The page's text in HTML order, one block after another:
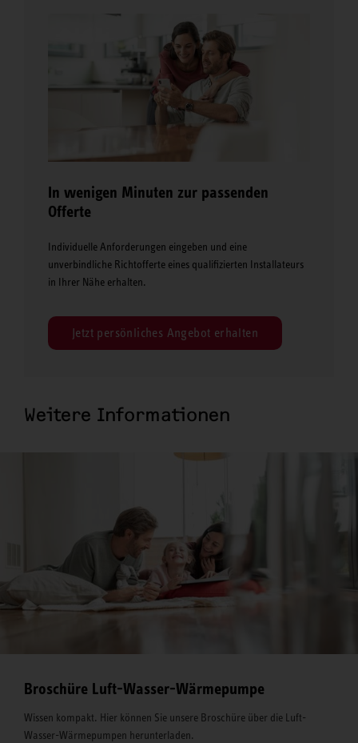
In wenigen Minuten zur passenden
Offerte
Individuelle Anforderungen eingeben und eine
unverbindliche Richtofferte eines qualifizierten Installateurs
in Ihrer Nähe erhalten.
Jetzt persönliches Angebot erhalten
Weitere Informationen
Broschüre Luft-Wasser-Wärmepumpe
Wissen kompakt. Hier können Sie unsere Broschüre über die Luft-
Wasser-Wärmepumpen herunterladen.